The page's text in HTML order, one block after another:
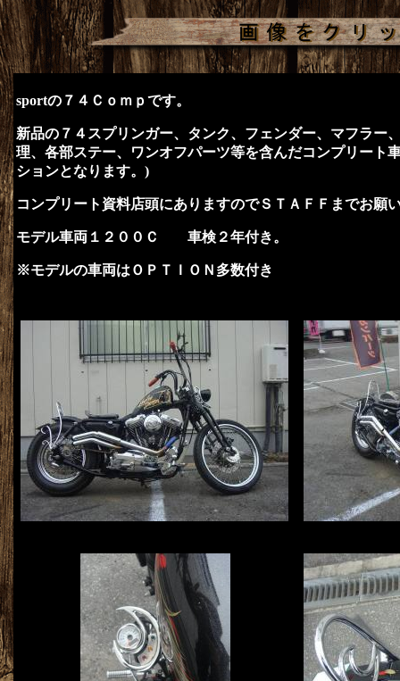
sportの７４Ｃｏｍｐです。
新品の７４スプリンガー、タンク、フェンダー、マフラー
理、各部ステー、ワンオフパーツ等を含んだコンプリート
ションとなります。)
コンプリート資料店頭にありますのでＳＴＡＦＦまでお願
モデル車両１２００Ｃ 車検２年付き。
※モデルの車両はＯＰＴＩＯＮ多数付き